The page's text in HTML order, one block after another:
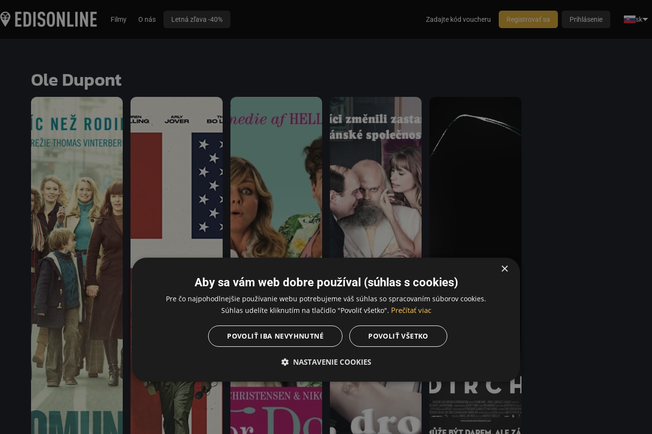
Filmy O nás Letná zľava -40% Zadajte kód voucheru Registrovať sa Prihlásenie sk
Ole Dupont
×
Aby sa vám web dobre používal (súhlas s cookies)
Pre čo najpohodlnejšie používanie webu potrebujeme váš súhlas so spracovaním súborov cookies.
Súhlas udelíte kliknutím na tlačidlo "Povoliť všetko". Prečítať viac
POVOLIŤ VŠETKO
POVOLIŤ IBA NEVYHNUTNÉ
NASTAVENIE COOKIES